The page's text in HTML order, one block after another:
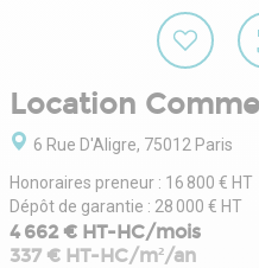
Location
6 Rue D'Aligre, 75012 Paris
Honoraires preneur : 16 800 € HT
Dépôt de garantie : 28 000 € HT
4 662 € HT-HC/mois
337 € HT-HC/m²/an